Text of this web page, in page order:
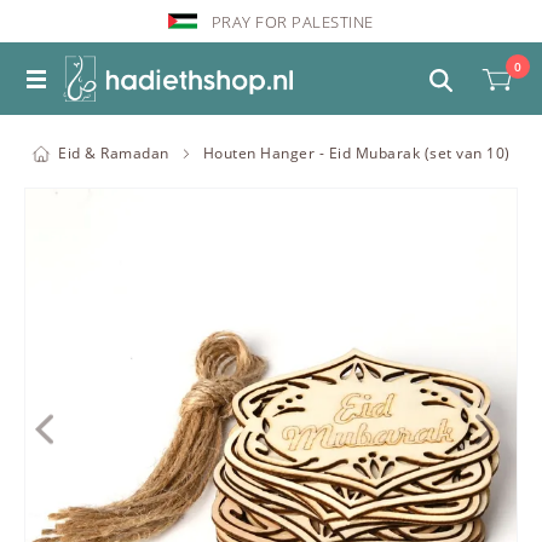
PRAY FOR PALESTINE
0
Eid & Ramadan Houten Hanger - Eid Mubarak (set van 10)